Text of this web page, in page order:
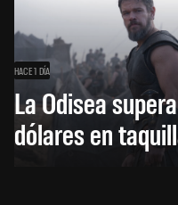
HACE 1 DÍA
La Odisea
dólares en